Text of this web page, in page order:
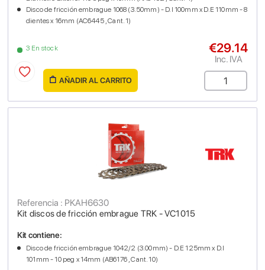
3 En stock
Disco de fricción embrague 1068 (3.50mm) - D.I 100mm x D.E 110mm - 8
dientes x 16mm (AC6445 , Cant. 1)
€29.14
Inc. IVA
AÑADIR AL CARRITO
Kit discos de fricción embrague TRK - VC1015
Referencia : PKAH6630
Kit contiene:
Disco de fricción embrague 1042/2 (3.00mm) - D.E 125mm x D.I
101mm - 10 peg x 14mm (AB6176 , Cant. 10)